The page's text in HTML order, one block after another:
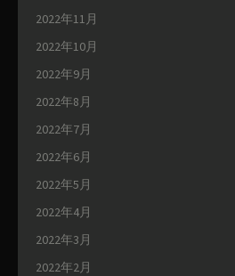
2022年11月
2022年10月
2022年9月
2022年8月
2022年7月
2022年6月
2022年5月
2022年4月
2022年3月
2022年2月